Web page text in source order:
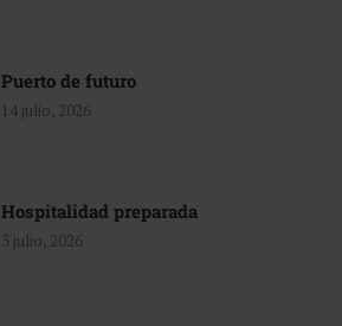
Puerto de futuro
14 julio, 2026
Hospitalidad preparada
3 julio, 2026